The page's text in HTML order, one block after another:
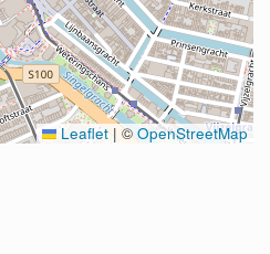
Leaflet | ©OpenStreetMap